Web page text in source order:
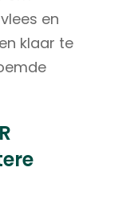
en
klaar te